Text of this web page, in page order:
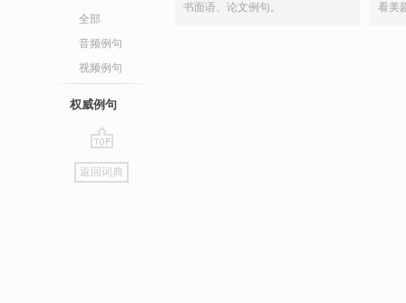
全部
音频例句
视频例句
权威例句
go
top
返回词典
书面语、论文例句。
看美